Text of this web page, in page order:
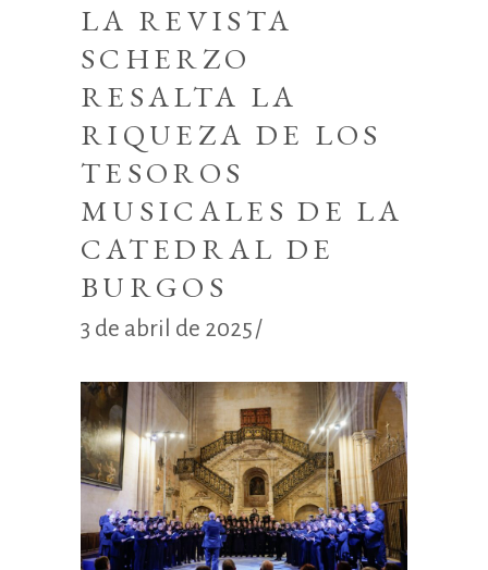
LA REVISTA
SCHERZO
RESALTA LA
RIQUEZA DE LOS
TESOROS
MUSICALES DE LA
CATEDRAL DE
BURGOS
3 de abril de 2025